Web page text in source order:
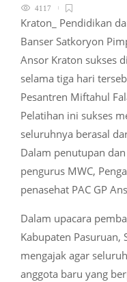
4117
Kraton_ Pendidikan
Banser Satkoryon
Ansor Kraton sukses
selama tiga hari
Pesantren Miftahul
Pelatihan ini sukses
seluruhnya berasal
Dalam penutupan
pengurus MWC,
penasehat PAC GP
Dalam upacara
Kabupaten Pasuruan,
mengajak agar
anggota baru yang